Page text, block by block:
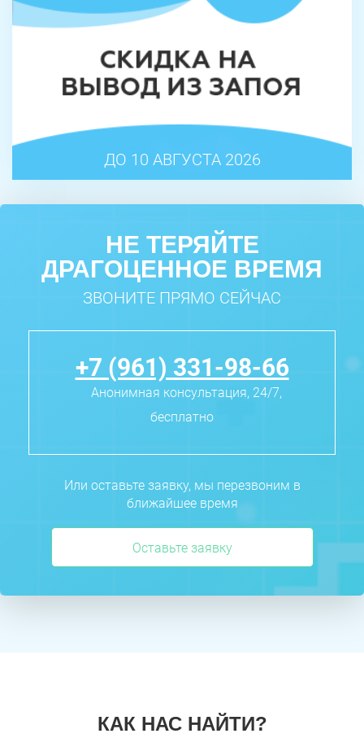
ДО 10 АВГУСТА 2026
НЕ ТЕРЯЙТЕ
ДРАГОЦЕННОЕ ВРЕМЯ
ЗВОНИТЕ ПРЯМО СЕЙЧАС
+7 (961) 331-98-66
Анонимная консультация, 24/7,
бесплатно
Или оставьте заявку, мы перезвоним в
ближайшее время
Оставьте заявку
КАК НАС НАЙТИ?